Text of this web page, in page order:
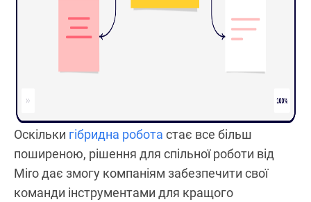
Оскільки гібридна робота стає все більш
поширеною, рішення для спільної роботи від
Miro дає змогу компаніям забезпечити свої
команди інструментами для кращого